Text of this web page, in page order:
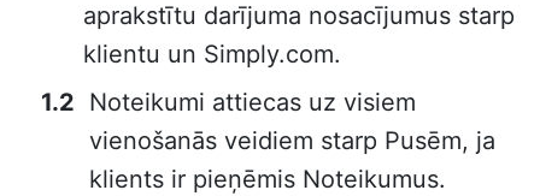
aprakstītu darījuma nosacījumus starp
klientu un Simply.com.
Noteikumi attiecas uz visiem
vienošanās veidiem starp Pusēm, ja
klients ir pieņēmis Noteikumus.